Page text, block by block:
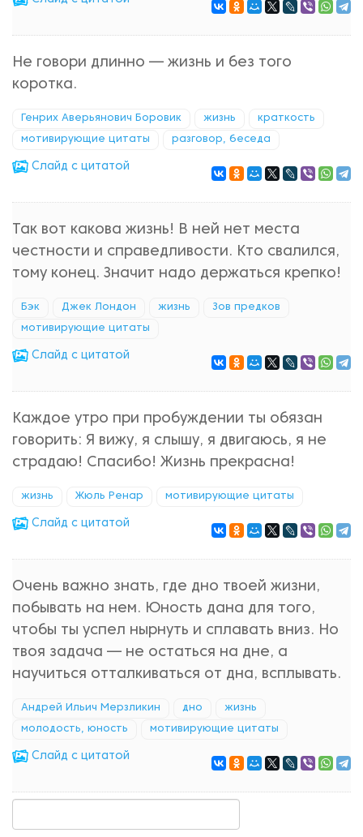
Не говори длинно — жизнь и без того
коротка.
Генрих Аверьянович Боровик жизнь краткость
мотивирующие цитаты разговор, беседа
Cлайд с цитатой
Так вот какова жизнь! В ней нет места
честности и справедливости. Кто свалился,
тому конец. Значит надо держаться крепко!
Бэк Джек Лондон жизнь Зов предков
мотивирующие цитаты
Cлайд с цитатой
Каждое утро при пробуждении ты обязан
говорить: Я вижу, я слышу, я двигаюсь, я не
страдаю! Спасибо! Жизнь прекрасна!
жизнь Жюль Ренар мотивирующие цитаты
Cлайд с цитатой
Очень важно знать, где дно твоей жизни,
побывать на нем. Юность дана для того,
чтобы ты успел нырнуть и сплавать вниз. Но
твоя задача — не остаться на дне, а
научиться отталкиваться от дна, всплывать.
Андрей Ильич Мерзликин дно жизнь
молодость, юность мотивирующие цитаты
Cлайд с цитатой